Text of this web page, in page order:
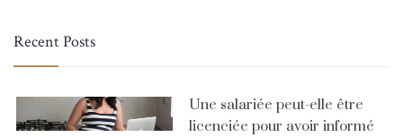
Recent Posts
Une salariée peut-elle être
licenciée pour avoir informé